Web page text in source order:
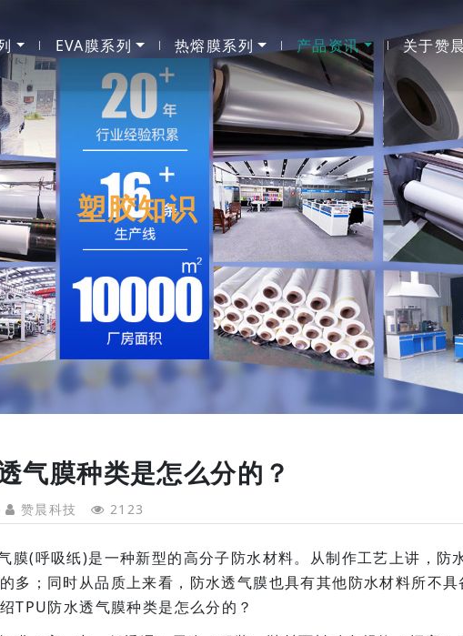
EVA膜系列 热熔膜系列 产品资讯 关于赞晨
塑胶知识
气膜种类是怎么分的？
赞晨科技 2123
膜(呼吸纸)是一种新型的高分子防水材料。从制作工艺上讲，防
多；同时从品质上来看，防水透气膜也具有其他防水材料所不
TPU防水透气膜种类是怎么分的？